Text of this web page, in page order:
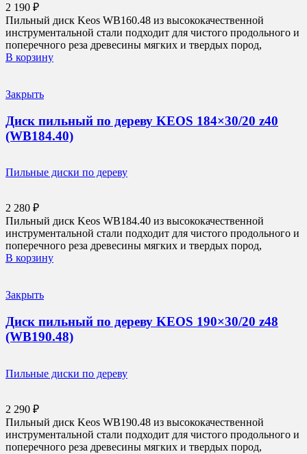
2 190 ₽
Пильный диск Keos WB160.48 из высококачественной
инструментальной стали подходит для чистого продольного и
поперечного реза древесины мягких и твердых пород,
В корзину
Закрыть
Диск пильный по дереву KEOS 184×30/20 z40
(WB184.40)
Пильные диски по дереву
2 280 ₽
Пильный диск Keos WB184.40 из высококачественной
инструментальной стали подходит для чистого продольного и
поперечного реза древесины мягких и твердых пород,
В корзину
Закрыть
Диск пильный по дереву KEOS 190×30/20 z48
(WB190.48)
Пильные диски по дереву
2 290 ₽
Пильный диск Keos WB190.48 из высококачественной
инструментальной стали подходит для чистого продольного и
поперечного реза древесины мягких и твердых пород,